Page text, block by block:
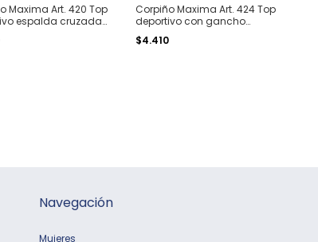
Maxima Art. 420 Top
espalda cruzada
sin costura T. S al
Corpiño Maxima Art. 424 Top
deportivo con gancho
ajustable sin costura T. S al
XL
$4.410
Navegación
Mujeres